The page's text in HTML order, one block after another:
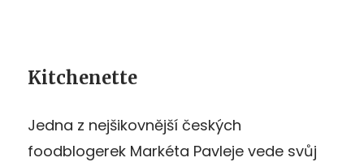
Kitchenette
Jedna z nejšikovnější českých
foodblogerek Markéta Pavleje vede svůj